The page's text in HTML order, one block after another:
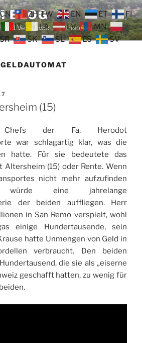
BLOG
und Verschwörungstheorien
GELDAUTOMAT
(15)
der Fa. Herodot
war schlagartig klar, was die
hatte. Für sie bedeutete das
(15) oder Rente. Wenn
nicht mehr aufzufinden
eine jahrelange
der beiden auffliegen. Herr
in San Remo verspielt, wohl
einige Hundertausende, sein
hatte Unmengen von Geld in
verbraucht. Den beiden
die sie als „eiserne
geschafft hatten, zu wenig für
ZH-TW EN ET
FI
IT LA LV
MN
SR SK SL ES
SV